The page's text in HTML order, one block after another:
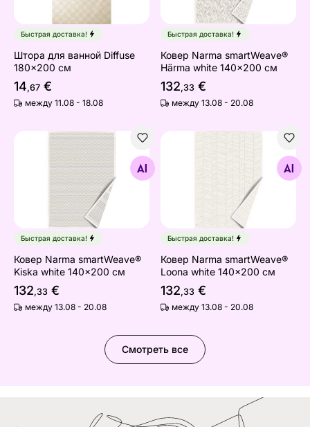
Быстрая доставка!
Штора для ванной Diffuse
180x200 см
14,67 €
между 11.08 - 18.08
Быстрая доставка!
Ковер Narma smartWeave®
Härma white 140x200 см
132,33 €
между 13.08 - 20.08
Ковер Narma smartWeave® Kiska white 140x200 см
Найдите похожие
Быстрая доставка!
Ковер Narma smartWeave®
Kiska white 140x200 см
132,33 €
между 13.08 - 20.08
Ковер Narma
Быстрая доставка!
Ковер Narma smartWeave®
Loona white 140x200 см
132,33 €
между 13.08 - 20.08
Смотреть все